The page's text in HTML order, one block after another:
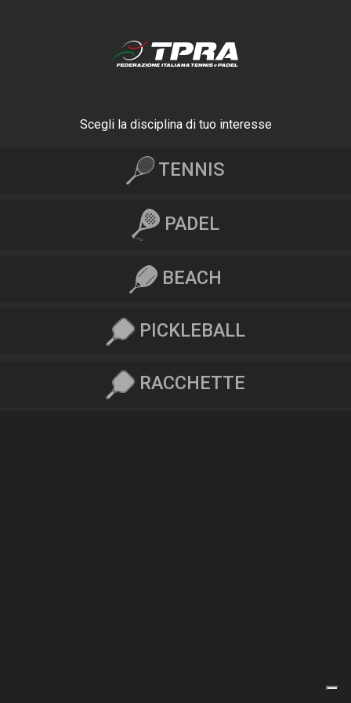
Scegli la disciplina di tuo interesse
TENNIS
PADEL
BEACH
PICKLEBALL
RACCHETTE